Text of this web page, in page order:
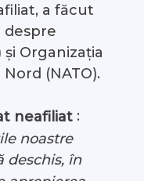
a făcut
despre
Organizația
(NATO).
neafiliat :
noastre
deschis, în